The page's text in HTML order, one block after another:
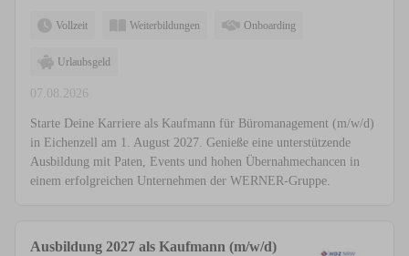
Vollzeit Weiterbildungen Onboarding
Urlaubsgeld
07.08.2026
Starte Deine Karriere als Kaufmann für Büromanagement (m/w/d)
in Eichenzell am 1. August 2027. Genieße eine unterstützende
Ausbildung mit Paten, Events und hohen Übernahmechancen in
einem erfolgreichen Unternehmen der WERNER-Gruppe.
Ausbildung 2027 als Kaufmann (m/w/d)